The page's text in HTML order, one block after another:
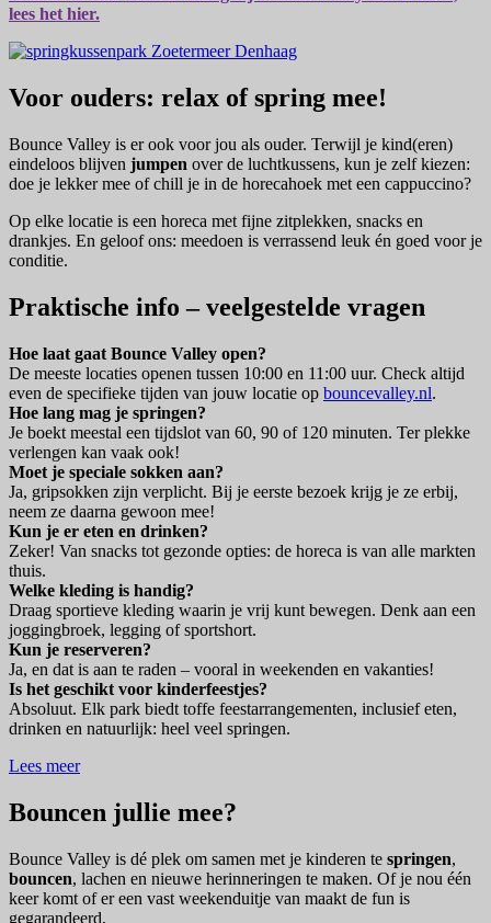
lees het hier.
Voor ouders: relax of spring mee!
Bounce Valley is er ook voor jou als ouder. Terwijl je kind(eren)
eindeloos blijven jumpen over de luchtkussens, kun je zelf kiezen:
doe je lekker mee of chill je in de horecahoek met een cappuccino?
Op elke locatie is een horeca met fijne zitplekken, snacks en
drankjes. En geloof ons: meedoen is verrassend leuk én goed voor je
conditie.
Praktische info – veelgestelde vragen
Hoe laat gaat Bounce Valley open?
De meeste locaties openen tussen 10:00 en 11:00 uur. Check altijd
even de specifieke tijden van jouw locatie op bouncevalley.nl.
Hoe lang mag je springen?
Je boekt meestal een tijdslot van 60, 90 of 120 minuten. Ter plekke
verlengen kan vaak ook!
Moet je speciale sokken aan?
Ja, gripsokken zijn verplicht. Bij je eerste bezoek krijg je ze erbij,
neem ze daarna gewoon mee!
Kun je er eten en drinken?
Zeker! Van snacks tot gezonde opties: de horeca is van alle markten
thuis.
Welke kleding is handig?
Draag sportieve kleding waarin je vrij kunt bewegen. Denk aan een
joggingbroek, legging of sportshort.
Kun je reserveren?
Ja, en dat is aan te raden – vooral in weekenden en vakanties!
Is het geschikt voor kinderfeestjes?
Absoluut. Elk park biedt toffe feestarrangementen, inclusief eten,
drinken en natuurlijk: heel veel springen.
Lees meer
Bouncen jullie mee?
Bounce Valley is dé plek om samen met je kinderen te springen,
bouncen, lachen en nieuwe herinneringen te maken. Of je nou één
keer komt of er een vast weekenduitje van maakt de fun is
gegarandeerd.